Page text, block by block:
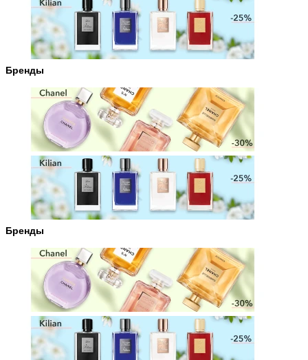
Бренды
Бренды